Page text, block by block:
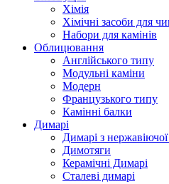
Хімія
Хімічні засоби для
Набори для камінів
Облицювання
Англійського типу
Модульні каміни
Модерн
Французького типу
Камінні балки
Димарі
Димарі з нержавіючої
Димотяги
Керамічні Димарі
Сталеві димарі